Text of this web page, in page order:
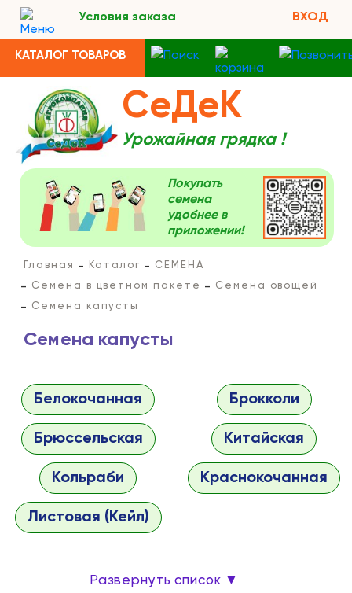
Условия заказа ВХОД
КАТАЛОГ ТОВАРОВ
СеДеК
Урожайная грядка !
Покупать
семена
удобнее в
приложении!
Главная Каталог
СЕМЕНА
Семена в цветном пакете
Семена овощей
Семена капусты
Семена капусты
Белокочанная Брокколи
Брюссельская Китайская
Кольраби Краснокочанная
Листовая (Кейл)
Развернуть список ▼